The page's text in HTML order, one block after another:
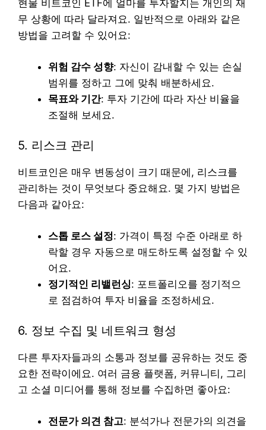
현물 비트코인 ETF에 얼마를 투자할지는 개인의 재
무 상황에 따라 달라져요. 일반적으로 아래와 같은
방법을 고려할 수 있어요:
위험 감수 성향: 자신이 감내할 수 있는 손실
범위를 정하고 그에 맞춰 배분하세요.
목표와 기간: 투자 기간에 따라 자산 비율을
조절해 보세요.
5. 리스크 관리
비트코인은 매우 변동성이 크기 때문에, 리스크를
관리하는 것이 무엇보다 중요해요. 몇 가지 방법은
다음과 같아요:
스톱 로스 설정: 가격이 특정 수준 아래로 하
락할 경우 자동으로 매도하도록 설정할 수 있
어요.
정기적인 리밸런싱: 포트폴리오를 정기적으
로 점검하여 투자 비율을 조정하세요.
6. 정보 수집 및 네트워크 형성
다른 투자자들과의 소통과 정보를 공유하는 것도 중
요한 전략이에요. 여러 금융 플랫폼, 커뮤니티, 그리
고 소셜 미디어를 통해 정보를 수집하면 좋아요:
전문가 의견 참고: 분석가나 전문가의 의견을